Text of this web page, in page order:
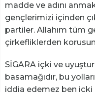
madde ve adını
gençlerimizi içinden
partiler. Allahım tüm
çirkefliklerden
SİGARA içki ve
basamağıdır, bu
iddia edemez ben